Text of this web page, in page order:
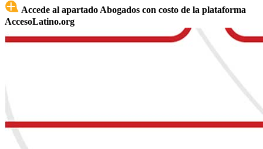
Accede al apartado Abogados con costo de la plataforma
AccesoLatino.org